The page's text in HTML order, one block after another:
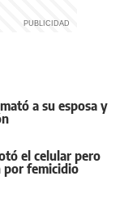
a su esposa y
el celular pero
por femicidio